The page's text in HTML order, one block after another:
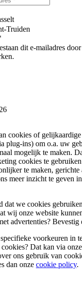
Truiden
dit e-mailadres
cookies of
plug-ins) om o.a. uw
mogelijk te maken.
cookies te
te maken, gerichte
meer inzicht te geven
dat we cookies
wij onze website
advertenties? Bevestig
voorkeuren in
Dat kan via onze
ons gebruik van
dan onze cookie policy.